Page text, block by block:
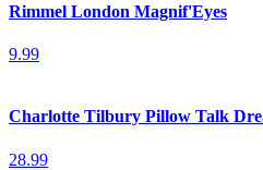
Rimmel London Magnif'Eyes
9.99
Charlotte Tilbury Pillow Talk
28.99